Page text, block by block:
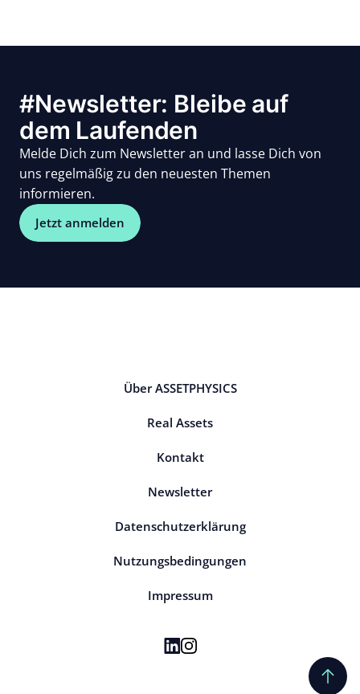
#Newsletter: Bleibe auf
dem Laufenden
Melde Dich zum Newsletter an und lasse Dich von
uns regelmäßig zu den neuesten Themen
informieren.
Jetzt anmelden
Über ASSETPHYSICS
Real Assets
Kontakt
Newsletter
Datenschutzerklärung
Nutzungsbedingungen
Impressum